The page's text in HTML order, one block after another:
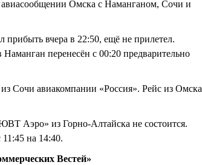
Омска с Наманганом, Сочи и
вчера в 22:50, ещё не прилетел.
перенесён с 00:20 предварительно
Сочи авиакомпании «Россия». Рейс из Омска
Аэро» из Горно-Алтайска не состоится.
на 14:40.
Вестей»